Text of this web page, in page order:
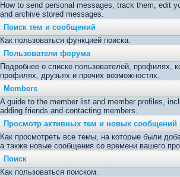
How to send personal messages, track them, edit
and archive stored messages.
Поиск тем и сообщений
Как пользоваться функцией поиска.
Пользователи форума
Подробнее о списке пользователей, профилях,
профилях, друзьях и прочих возможностях.
Members
A guide to the member list and member profiles,
adding friends and contacting members.
Просмотр активных тем и новых сообщений
Как просмотреть все темы, на которые были
а также новые сообщения со времени вашего
Поиск
Как пользоваться поиском.